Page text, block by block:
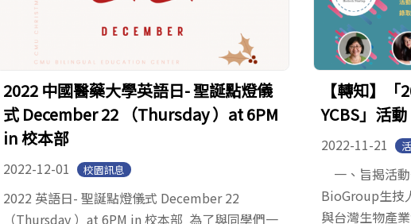
2022 中國醫藥大學英語日- 聖誕點燈儀
式 December 22 （Thursday ）at 6PM
in 校本部
2022-12-01 校園訊息
2022 英語日- 聖誕點燈儀式 December 22
（Thursday ）at 6PM in 校本部 為了與同學們一
【轉知】
YCBS」活動
2022-11-21
一、旨揭活
BioGroup生技
與台灣生物產